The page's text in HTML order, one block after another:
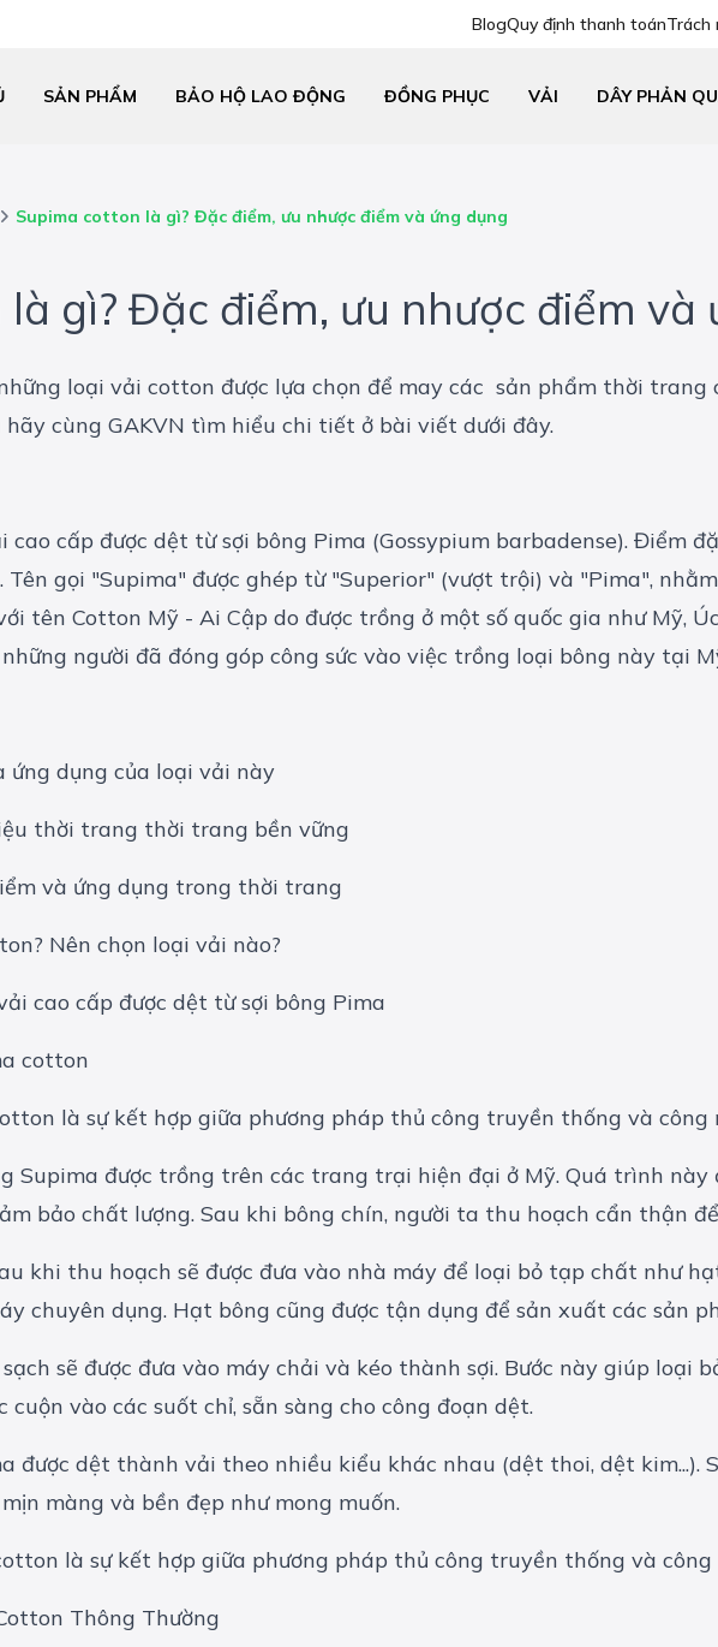
BlogQuy định thanh toánTrách
SẢN PHẨM BẢO HỘ LAO ĐỘNG ĐỒNG PHỤC VẢI DÂY PHẢN
Supima cotton là gì? Đặc điểm, ưu nhược điểm và ứng dụng
gì? Đặc điểm, ưu nhược điểm và
loại vải cotton được lựa chọn để may các sản phẩm thời trang
cùng GAKVN tìm hiểu chi tiết ở bài viết dưới đây.
cấp được dệt từ sợi bông Pima (Gossypium barbadense). Điểm
gọi "Supima" được ghép từ "Superior" (vượt trội) và "Pima",
tên Cotton Mỹ - Ai Cập do được trồng ở một số quốc gia như Mỹ,
người đã đóng góp công sức vào việc trồng loại bông này tại
ứng dụng của loại vải này
thời trang thời trang bền vững
và ứng dụng trong thời trang
Nên chọn loại vải nào?
cotton
là sự kết hợp giữa phương pháp thủ công truyền thống và công
Supima được trồng trên các trang trại hiện đại ở Mỹ. Quá trình
bảo chất lượng. Sau khi bông chín, người ta thu hoạch cẩn thận
khi thu hoạch sẽ được đưa vào nhà máy để loại bỏ tạp chất như
chuyên dụng. Hạt bông cũng được tận dụng để sản xuất các sản
sẽ được đưa vào máy chải và kéo thành sợi. Bước này giúp loại
cuộn vào các suốt chỉ, sẵn sàng cho công đoạn dệt.
được dệt thành vải theo nhiều kiểu khác nhau (dệt thoi, dệt kim...).
màng và bền đẹp như mong muốn.
Thông Thường